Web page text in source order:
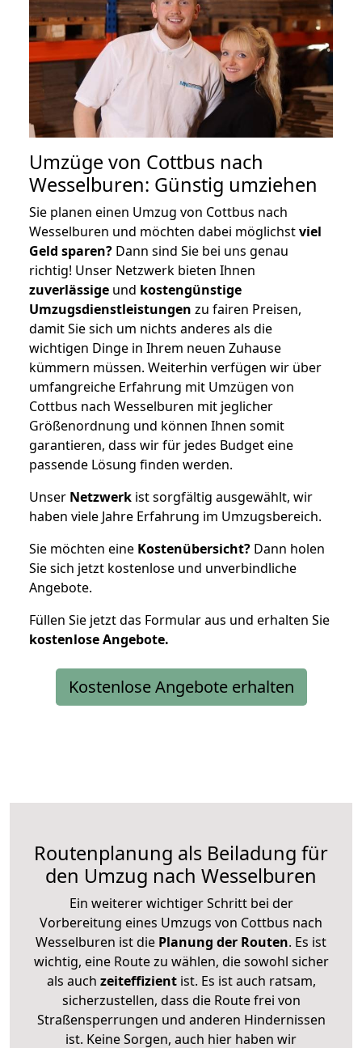
Umzüge von Cottbus nach
Wesselburen: Günstig umziehen
Sie planen einen Umzug von Cottbus nach
Wesselburen und möchten dabei möglichstviel
Geld sparen? Dann sind Sie bei uns genau
richtig! Unser Netzwerk bieten Ihnen
zuverlässige und kostengünstige
Umzugsdienstleistungen zu fairen Preisen,
damit Sie sich um nichts anderes als die
wichtigen Dinge in Ihrem neuen Zuhause
kümmern müssen. Weiterhin verfügen wir über
umfangreiche Erfahrung mit Umzügen von
Cottbus nach Wesselburen mit jeglicher
Größenordnung und können Ihnen somit
garantieren, dass wir für jedes Budget eine
passende Lösung finden werden.
Unser Netzwerk ist sorgfältig ausgewählt, wir
haben viele Jahre Erfahrung im Umzugsbereich.
Sie möchten eine Kostenübersicht? Dann holen
Sie sich jetzt kostenlose und unverbindliche
Angebote.
Füllen Sie jetzt das Formular aus und erhalten Sie
kostenloseAngebote.
Kostenlose Angebote erhalten
Routenplanung als Beiladung für
den Umzug nach Wesselburen
Ein weiterer wichtiger Schritt bei der
Vorbereitung eines Umzugs von Cottbus nach
Wesselburen ist die Planung der Routen. Es ist
wichtig, eine Route zu wählen, die sowohl sicher
als auch zeiteffizientist. Es ist auch ratsam,
sicherzustellen, dass die Route frei von
Straßensperrungen und anderen Hindernissen
ist. Keine Sorgen, auch hier haben wir